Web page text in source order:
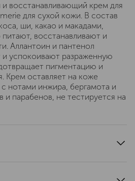
восстанавливающий крем для
для сухой кожи. В состав
ши, какао и макадами,
восстанавливают и
Аллантоин и пантенол
успокоивают разраженную
пигментацию и
Крем оставляет на коже
нотами инжира, бергамота и
и парабенов, не тестируется на